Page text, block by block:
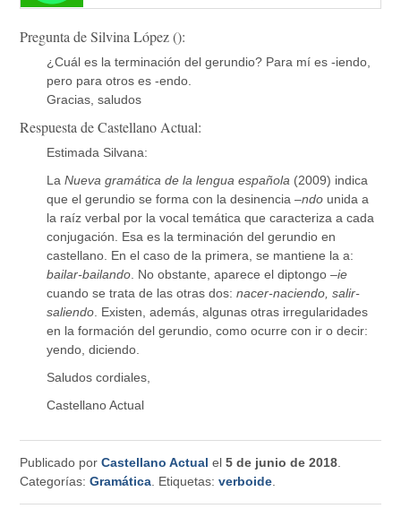
Pregunta de Silvina López ():
¿Cuál es la terminación del gerundio? Para mí es -iendo,
pero para otros es -endo.
Gracias, saludos
Respuesta de Castellano Actual:
Estimada Silvana:
LaNueva gramática de la lengua española (2009) indica
que el gerundio se forma con la desinencia –ndo unida a
la raíz verbal por la vocal temática que caracteriza a cada
conjugación. Esa es la terminación del gerundio en
castellano. En el caso de la primera, se mantiene la a:
bailar-bailando . No obstante, aparece el diptongo –ie
cuando se trata de las otras dos:nacer-naciendo, salir-
saliendo . Existen, además, algunas otras irregularidades
en la formación del gerundio, como ocurre con ir o decir:
yendo, diciendo.
Saludos cordiales,
Castellano Actual
Publicado porCastellano Actual el5 de junio de 2018
Categorías:Gramática . Etiquetas:verboide